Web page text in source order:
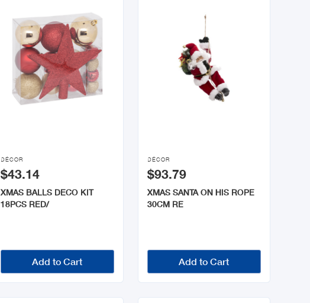

DÉCOR
$43.14
XMAS BALLS DECO KIT
18PCS RED/
Add to Cart

DÉCOR
$93.79
XMAS SANTA ON HIS ROPE
30CM RE
Add to Cart